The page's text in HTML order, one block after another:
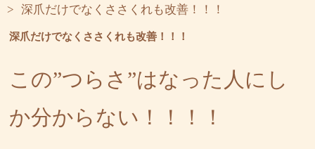
深爪だけでなくささくれも改善！！！
深爪だけでなくささくれも改善！！！
この”つらさ”はなった人にし
か分からない！！！！